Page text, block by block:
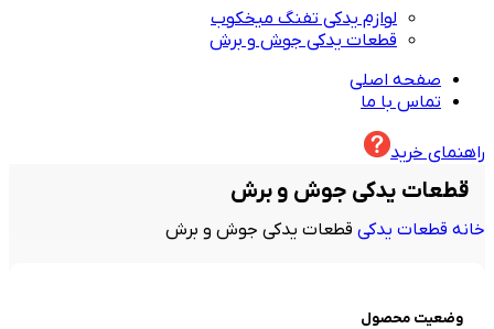
لوازم یدکی تفنگ میخکوب
قطعات یدکی جوش و برش
صفحه اصلی
تماس با ما
راهنمای خرید
قطعات یدکی جوش و برش
خانه قطعات یدکی قطعات یدکی جوش و برش
وضعیت محصول